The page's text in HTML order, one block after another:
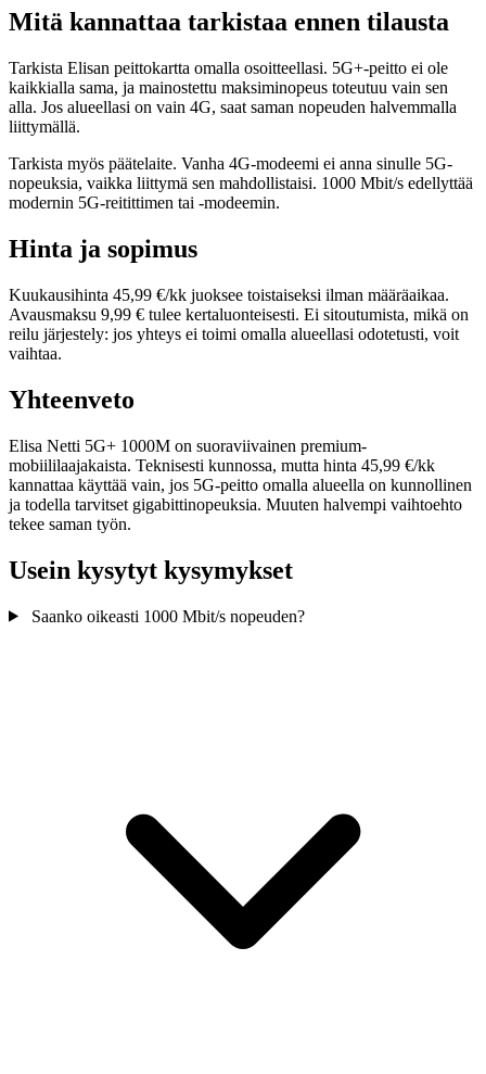
Mitä kannattaa tarkistaa ennen tilausta
Tarkista Elisan peittokartta omalla osoitteellasi. 5G+-peitto ei ole
kaikkialla sama, ja mainostettu maksiminopeus toteutuu vain sen
alla. Jos alueellasi on vain 4G, saat saman nopeuden halvemmalla
liittymällä.
Tarkista myös päätelaite. Vanha 4G-modeemi ei anna sinulle 5G-
nopeuksia, vaikka liittymä sen mahdollistaisi. 1000 Mbit/s edellyttää
modernin 5G-reitittimen tai -modeemin.
Hinta ja sopimus
Kuukausihinta 45,99 €/kk juoksee toistaiseksi ilman määräaikaa.
Avausmaksu 9,99 € tulee kertaluonteisesti. Ei sitoutumista, mikä on
reilu järjestely: jos yhteys ei toimi omalla alueellasi odotetusti, voit
vaihtaa.
Yhteenveto
Elisa Netti 5G+ 1000M on suoraviivainen premium-
mobiililaajakaista. Teknisesti kunnossa, mutta hinta 45,99 €/kk
kannattaa käyttää vain, jos 5G-peitto omalla alueella on kunnollinen
ja todella tarvitset gigabittinopeuksia. Muuten halvempi vaihtoehto
tekee saman työn.
Usein kysytyt kysymykset
Saanko oikeasti 1000 Mbit/s nopeuden?